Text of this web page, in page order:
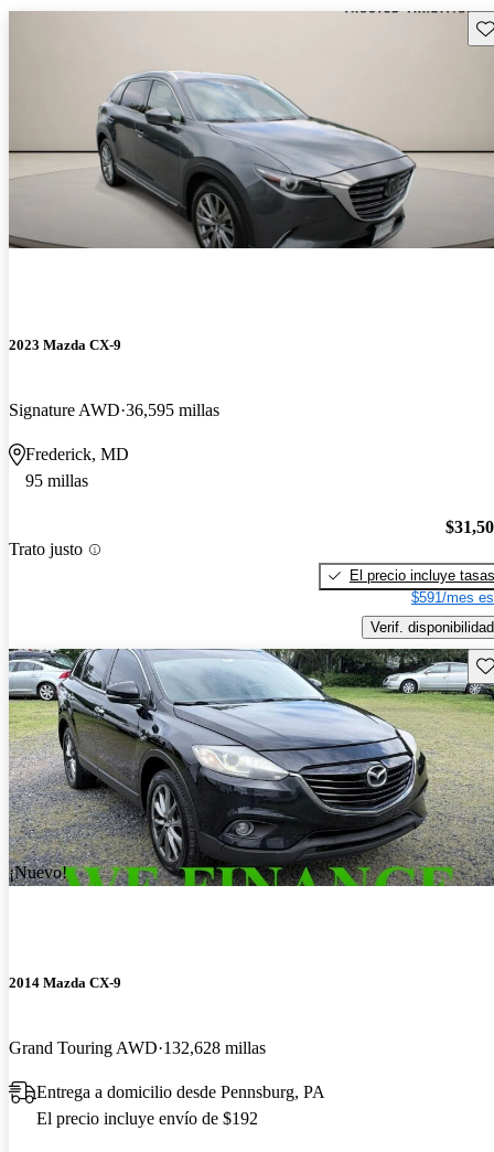
2023 Mazda CX-9
Signature AWD 36,595 millas
Frederick, MD
95 millas
Trato justo
El precio incluye tasas
$591/mes
Verif. disponibilidad
¡Nuevo!
2014 Mazda CX-9
Grand Touring AWD 132,628 millas
Entrega a domicilio desde Pennsburg, PA
El precio incluye envío de $192